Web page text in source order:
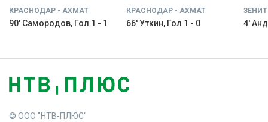
КРАСНОДАР - АХМАТ
90' Самородов, Гол 1 - 1
КРАСНОДАР - АХМАТ
66' Уткин, Гол 1 - 0 4'
© ООО "НТВ-ПЛЮС"